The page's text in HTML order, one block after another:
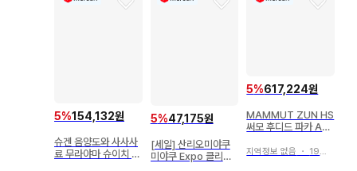
5%154,132원
슈겐 음양도와 사사사
료 무라야마 슈이치 저
5%47,175원
[세일] 산리오미야쿠
미야쿠 Expo 클리어
5%617,224원
MAMMUT ZUN HS
써모 후디드 파카 AF
지역정보 없음 ・ 19일 전